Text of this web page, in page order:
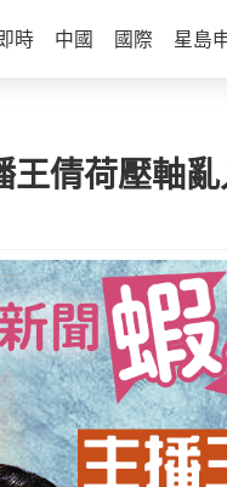
即時 中國 國際 星島
倩荷壓軸